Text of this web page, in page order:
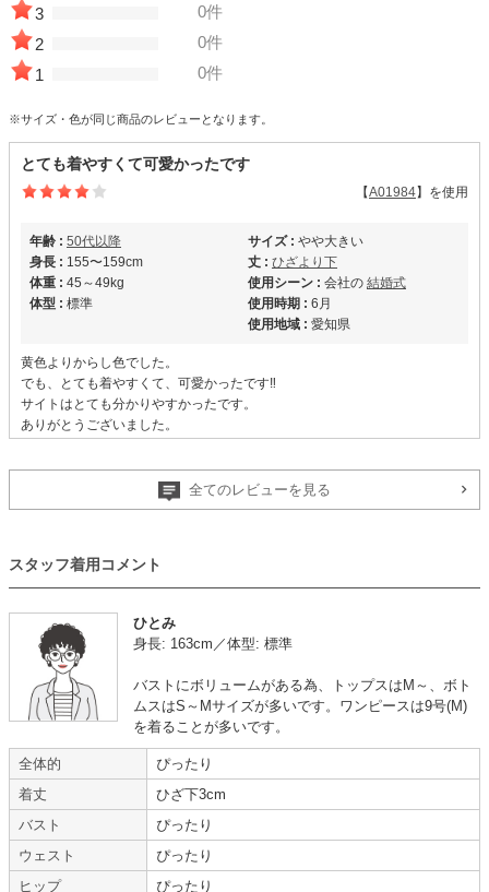
3
0件
2
0件
1
0件
※サイズ・色が同じ商品のレビューとなります。
とても着やすくて可愛かったです
【A01984】を使用
年齢 : 50代以降
身長 : 155〜159cm
体重 : 45～49kg
体型 : 標準
サイズ : やや大きい
丈 : ひざより下
使用シーン : 会社の 結婚式
使用時期 : 6月
使用地域 : 愛知県
黄色よりからし色でした。
でも、とても着やすくて、可愛かったです‼
サイトはとても分かりやすかったです。
ありがとうございました。
DELLISE NOIR Hermoso
年齢 : 40代
身長 :155〜159cm
体重 :55～59kg
丈 : ひざより少し下
使用シーン : 友人の 結婚式
使用時期 :
【一緒に注文した商品】
全てのレビューを見る
スタッフ着用コメント
ひとみ
身長: 163cm／体型: 標準
バストにボリュームがある為、トップスはM～、ボト
ムスはS～Mサイズが多いです。ワンピースは9号(M)
を着ることが多いです。
全体的
ぴったり
着丈
ひざ下3cm
バスト
ぴったり
ウェスト
ぴったり
ヒップ
ぴったり